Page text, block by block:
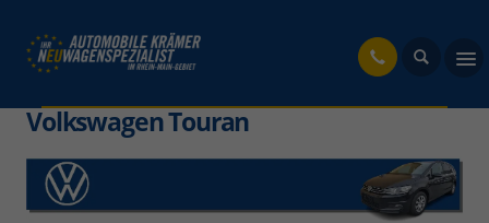
Volkswagen Touran